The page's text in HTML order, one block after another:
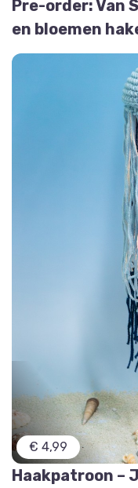
Pre-order: Van
en bloemen
€ 4,99
Haakpatroon –